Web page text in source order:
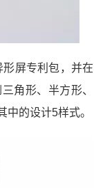
屏专利包，并在
角形、半方形、
的设计5样式。